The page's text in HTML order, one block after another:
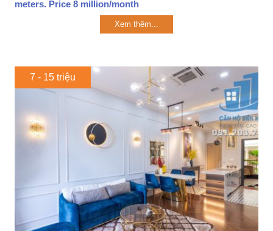
meters. Price 8 million/month
Xem thêm...
7 - 15 triệu